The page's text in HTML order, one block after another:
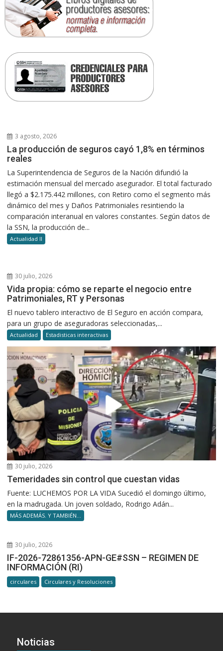
3 agosto, 2026
La producción de seguros cayó 1,8% en términos
reales
La Superintendencia de Seguros de la Nación difundió la
estimación mensual del mercado asegurador. El total facturado
llegó a $2.175.442 millones, con Retiro como el segmento más
dinámico del mes y Daños Patrimoniales resintiendo la
comparación interanual en valores constantes. Según datos de
la SSN, la producción de...
Actualidad II
30 julio, 2026
Vida propia: cómo se reparte el negocio entre
Patrimoniales, RT y Personas
El nuevo tablero interactivo de El Seguro en acción compara,
para un grupo de aseguradoras seleccionadas,...
Actualidad Estadisticas interactivas
30 julio, 2026
Temeridades sin control que cuestan vidas
Fuente: LUCHEMOS POR LA VIDA Sucedió el domingo último,
en la madrugada. Un joven soldado, Rodrigo Adán...
MÁS ADEMÁS. Y TAMBIÉN...
30 julio, 2026
IF-2026-72861356-APN-GE#SSN – REGIMEN DE
INFORMACIÓN (RI)
circulares Circulares y Resoluciones
Noticias